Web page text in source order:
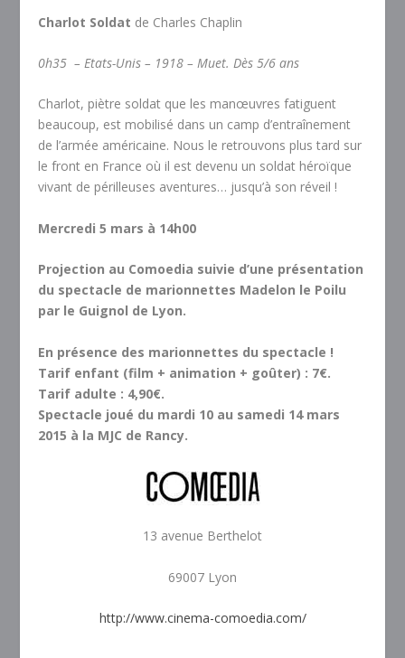
Charlot Soldat de Charles Chaplin
0h35 – Etats-Unis – 1918 – Muet. Dès 5/6 ans
Charlot, piètre soldat que les manœuvres fatiguent
beaucoup, est mobilisé dans un camp d’entraînement
de l’armée américaine. Nous le retrouvons plus tard sur
le front en France où il est devenu un soldat héroïque
vivant de périlleuses aventures… jusqu’à son réveil !
Mercredi 5 mars à 14h00
Projection au Comoedia suivie d’une présentation
du spectacle de marionnettes Madelon le Poilu
par le Guignol de Lyon.
En présence des marionnettes du spectacle !
Tarif enfant (film + animation + goûter) : 7€.
Tarif adulte : 4,90€.
Spectacle joué du mardi 10 au samedi 14 mars
2015 à la MJC de Rancy.
13 avenue Berthelot
69007 Lyon
http://www.cinema-comoedia.com/